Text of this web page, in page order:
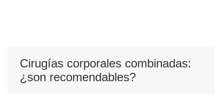
Cirugías corporales combinadas:
¿son recomendables?